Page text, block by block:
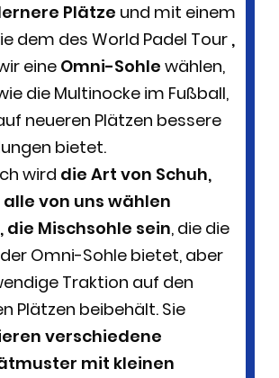
Plätze und mit einem
dem des World Padel Tour ,
eine Omni-Sohle wählen,
die Multinocke im Fußball,
neueren Plätzen bessere
bietet.
wird die Art von Schuh,
von uns wählen
die Mischsohle sein, die die
Omni-Sohle bietet, aber
Traktion auf den
Plätzen beibehält. Sie
verschiedene
mit kleinen